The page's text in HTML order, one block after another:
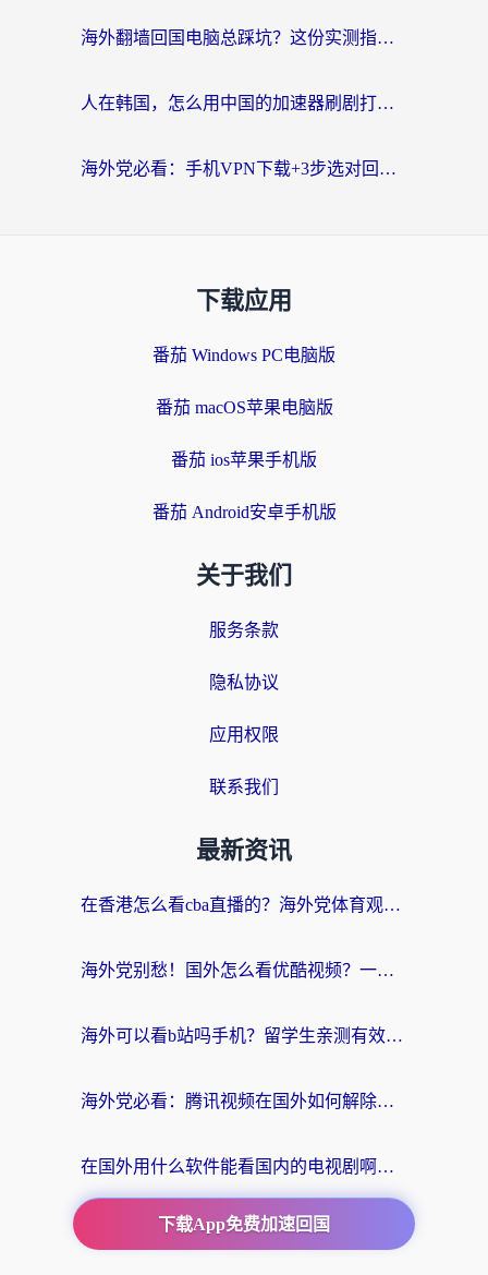
海外翻墙回国电脑总踩坑？这份实测指南帮你选对加速器（附ChickCNinitapMalus对比）
人在韩国，怎么用中国的加速器刷剧打游戏？这份真实体验指南给你答案
海外党必看：手机VPN下载+3步选对回国加速器，无缝刷国内资源不再愁
下载应用
番茄 Windows PC电脑版
番茄 macOS苹果电脑版
番茄 ios苹果手机版
番茄 Android安卓手机版
关于我们
服务条款
隐私协议
应用权限
联系我们
最新资讯
在香港怎么看cba直播的？海外党体育观赛终极指南：告别版权限制，畅享中文解说
海外党别愁！国外怎么看优酷视频？一招解决追剧、看直播难题
海外可以看b站吗手机？留学生亲测有效的回国加速指南
海外党必看：腾讯视频在国外如何解除地域限制？附优酷咪咕使用指南
在国外用什么软件能看国内的电视剧啊？留学生亲测有效的回国加速方案
下载App免费加速回国